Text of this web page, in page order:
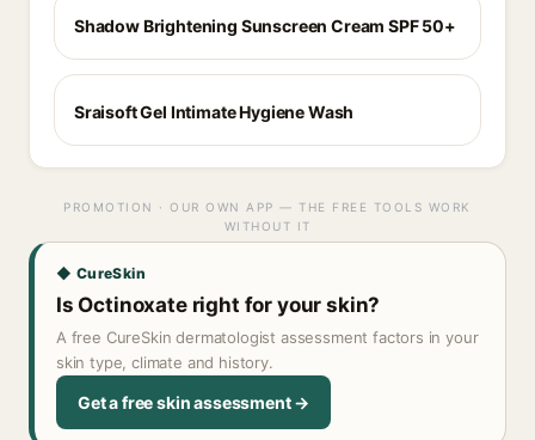
Shadow Brightening Sunscreen Cream SPF 50+
Sraisoft Gel Intimate Hygiene Wash
PROMOTION · OUR OWN APP — THE FREE TOOLS WORK
WITHOUT IT
◆ CureSkin
Is Octinoxate right for your skin?
A free CureSkin dermatologist assessment factors in your
skin type, climate and history.
Get a free skin assessment →